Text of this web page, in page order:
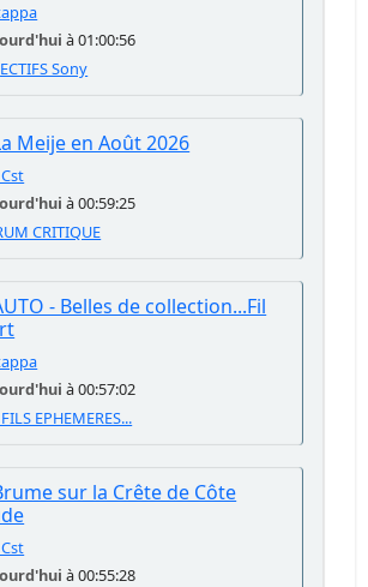
à 01:00:56
Sony
Meije en Août 2026
à 00:59:25
CRITIQUE
- Belles de collection...Fil
à 00:57:02
EPHEMERES...
sur la Crête de Côte
à 00:55:28